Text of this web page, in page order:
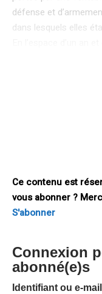
défense et
dans lesquels elles
Ce contenu est
vous abonner ?
S'abonner
Connexion
abonné(e)s
Identifiant ou e-mail